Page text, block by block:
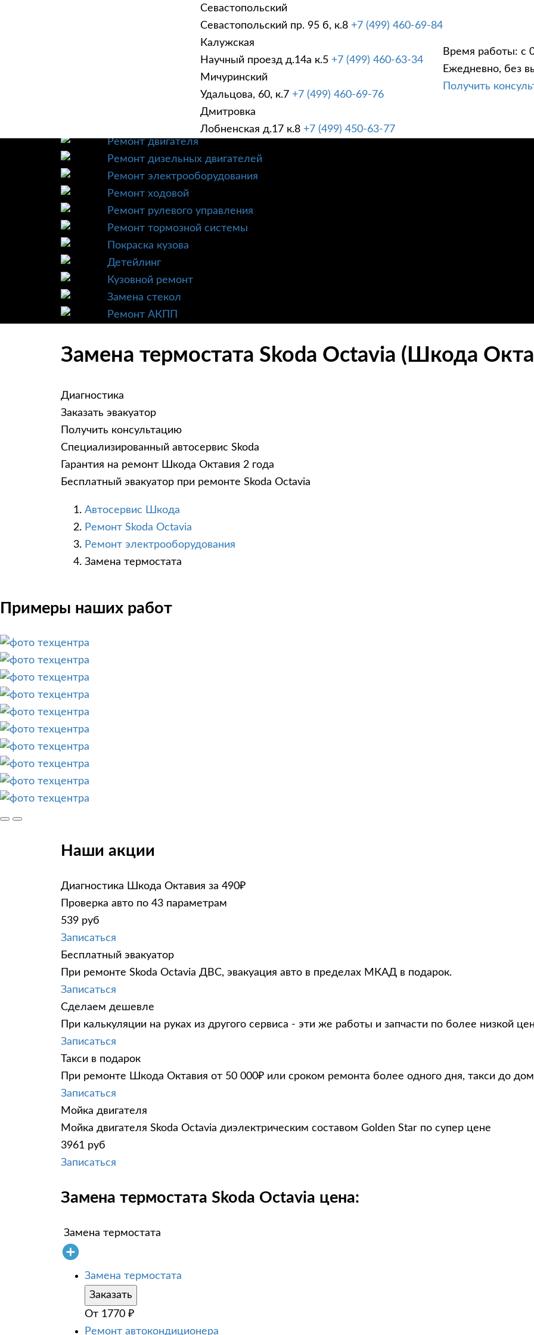
Севастопольский
Севастопольский пр. 95 б, к.8 +7 (499) 460-69-84
Калужская
Научный проезд д.14а к.5 +7 (499) 460-63-34
Мичуринский
Удальцова, 60, к.7 +7 (499) 460-69-76
Дмитровка
Лобненская д.17 к.8 +7 (499) 450-63-77
Время работы: с
Ежедневно, без
Получить
УСЛУГИ
Техническое обслуживание
Ремонт трансмиссии
Ремонт двигателя
Ремонт дизельных двигателей
Ремонт электрооборудования
Ремонт ходовой
Ремонт рулевого управления
Ремонт тормозной системы
Покраска кузова
Детейлинг
Кузовной ремонт
Замена стекол
Ремонт АКПП
Замена термостата Skoda Octavia (Шкода
Диагностика
Заказать эвакуатор
Получить консультацию
Специализированный автосервис Skoda
Гарантия на ремонт Шкода Октавия 2 года
Бесплатный эвакуатор при ремонте Skoda Octavia
Автосервис Шкода
Ремонт Skoda Octavia
Ремонт электрооборудования
Замена термостата
Примеры наших работ
Наши акции
Диагностика Шкода Октавия за 490₽
Проверка авто по 43 параметрам
539 руб
Записаться
Бесплатный эвакуатор
При ремонте Skoda Octavia ДВС, эвакуация авто в пределах МКАД в подарок.
Записаться
Сделаем дешевле
При калькуляции на руках из другого сервиса - эти же работы и запчасти по более низкой
Записаться
Такси в подарок
При ремонте Шкода Октавия от 50 000₽ или сроком ремонта более одного дня, такси до
Записаться
Мойка двигателя
Мойка двигателя Skoda Octavia диэлектрическим составом Golden Star по супер цене
3961 руб
Записаться
Замена термостата Skoda Octavia цена:
Замена термостата
Замена термостата
Заказать
От 1770 ₽
Ремонт автокондиционера